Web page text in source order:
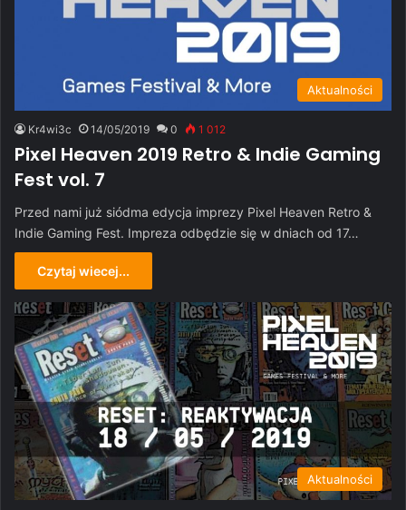
Aktualności
Kr4wi3c 14/05/2019 0 1 012
Pixel Heaven 2019 Retro & Indie Gaming
Fest vol. 7
Przed nami już siódma edycja imprezy Pixel Heaven Retro &
Indie Gaming Fest. Impreza odbędzie się w dniach od 17…
Czytaj wiecej...
Aktualności